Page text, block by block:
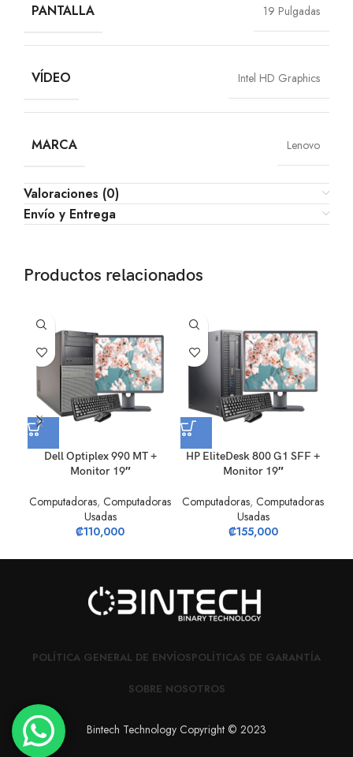
PANTALLA 19 Pulgadas
VÍDEO Intel HD Graphics
MARCA Lenovo
Valoraciones (0)
Envío y Entrega
Productos relacionados
Dell Optiplex 990 MT +
Monitor 19″
Computadoras, Computadoras
Usadas
₡110,000
HP EliteDesk 800 G1 SFF +
Monitor 19″
Computadoras, Computadoras
Usadas
₡155,000
POLÍTICA GENERAL DE ENVÍOSPOLÍTICAS DE GARANTÍA
SOBRE NOSOTROS
Bintech Technology Copyright © 2023